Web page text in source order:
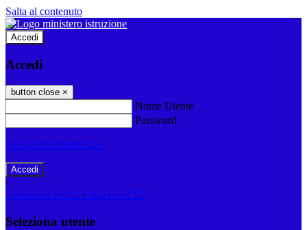
Salta al contenuto
Accedi
Accedi
button close ×
Nome Utente
Password
Password dimenticata?
-
Entra con SPID
Entra con CIE
Seleziona utente